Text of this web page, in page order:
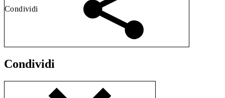
Condividi
Condividi